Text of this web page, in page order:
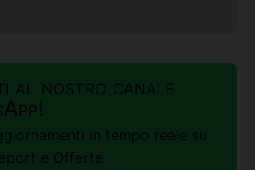
al nostro canale
in tempo reale su
e Offerte